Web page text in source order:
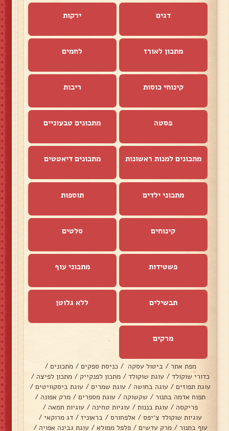
דגים ירקות
מתכון לאורז לחמים
קינוחי כוסות ריבות
פסטה מתכונים טבעוניים
מתכונים למנות ראשונות מתכונים דיאטטים
מתכוני ילדים תוספות
קינוחים סלטים
פשטידות מתכוני עוף
תבשילים ללא גלוטן
מרקים
מפת אתר / ביטול עסקה / כניסת ספקים / מתכונים /
כדורי שוקולד / עוגת שוקולד / מתכון לפנקייק / מתכון לפיצה /
עוגת תפוזים / עוגה בחושה / עוגת שמרים / עוגת ביסקוויטים /
תפוח אדמה בתנור / שקשוקה / עוגת מספרים / מרק אפונה /
פריקסה / עוגת בננות / עוגיות טחינה / עוגיות חמאה /
עוגיות שוקולד צ׳יפס / אלפחורס / בראוניז / דג מרוקאי /
עוף בתנור / מרק עדשים / פלפל ממולא / עוגת גבינה אפויה /